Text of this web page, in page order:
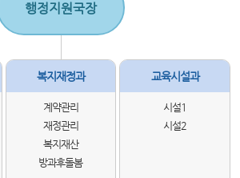
행정지원국장
복지재정과
계약관리
재정관리
복지재산
방과후돌봄
교육시설과
시설1
시설2